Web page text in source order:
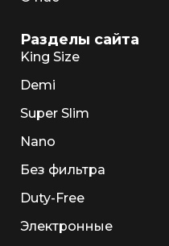
Разделы сайта
King Size
Demi
Super Slim
Nano
Без фильтра
Duty-Free
Электронные